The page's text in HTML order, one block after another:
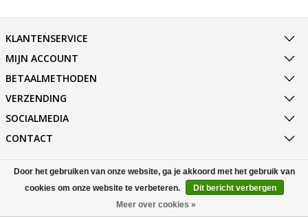
KLANTENSERVICE
MIJN ACCOUNT
BETAALMETHODEN
VERZENDING
SOCIALMEDIA
CONTACT
© Copyright 2026 Best Deals Online BV Powered byLightspeed
All rights reserved byInStijl Media
Door het gebruiken van onze website, ga je akkoord met het gebruik van
cookies om onze website te verbeteren.
Dit bericht verbergen
Meer over cookies »